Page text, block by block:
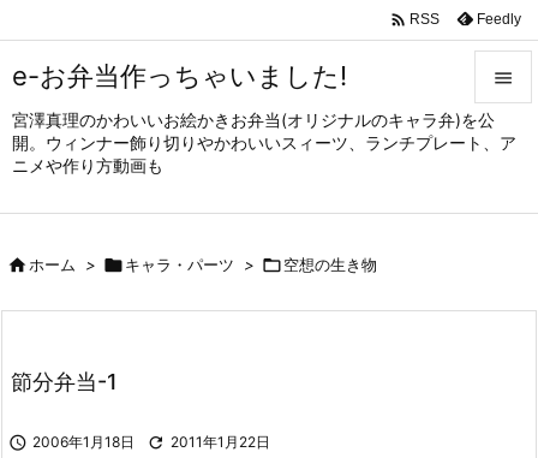
e-お弁当作っちゃいました!
宮澤真理のかわいいお絵かきお弁当(オリジナルのキャラ弁)を公
開。ウィンナー飾り切りやかわいいスィーツ、ランチプレート、ア
ニメや作り方動画も


メニュ
サイド

 RSS Feedly
ホーム > キャラ・パーツ > 空想の生き物
節分弁当-1
 2006年1月18日  2011年1月22日